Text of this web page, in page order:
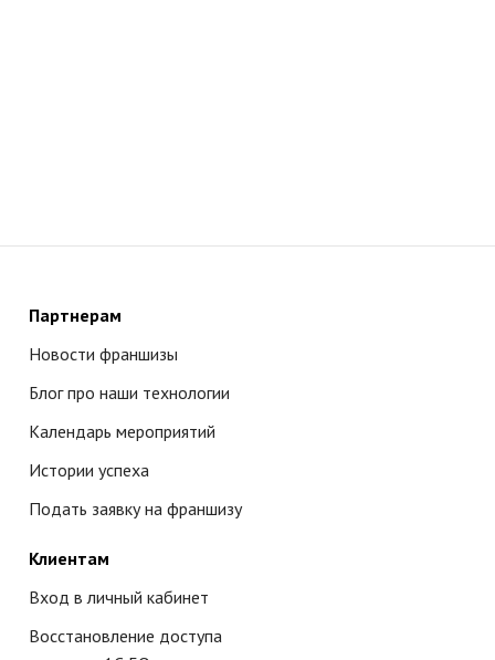
Партнерам
Новости франшизы
Блог про наши технологии
Календарь мероприятий
Истории успеха
Подать заявку на франшизу
Клиентам
Вход в личный кабинет
Восстановление доступа